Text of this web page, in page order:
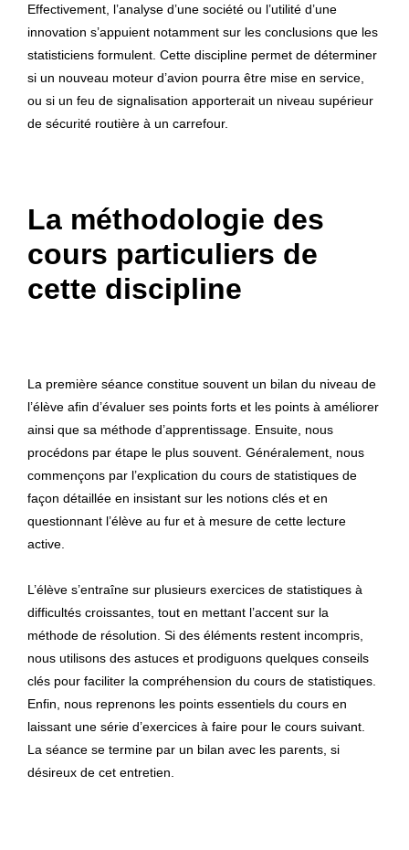
Effectivement, l’analyse d’une société ou l’utilité d’une
innovation s’appuient notamment sur les conclusions que les
statisticiens formulent. Cette discipline permet de déterminer
si un nouveau moteur d’avion pourra être mise en service,
ou si un feu de signalisation apporterait un niveau supérieur
de sécurité routière à un carrefour.
La méthodologie des
cours particuliers de
cette discipline
La première séance constitue souvent un bilan du niveau de
l’élève afin d’évaluer ses points forts et les points à améliorer
ainsi que sa méthode d’apprentissage. Ensuite, nous
procédons par étape le plus souvent. Généralement, nous
commençons par l’explication du cours de statistiques de
façon détaillée en insistant sur les notions clés et en
questionnant l’élève au fur et à mesure de cette lecture
active.
L’élève s’entraîne sur plusieurs exercices de statistiques à
difficultés croissantes, tout en mettant l’accent sur la
méthode de résolution. Si des éléments restent incompris,
nous utilisons des astuces et prodiguons quelques conseils
clés pour faciliter la compréhension du cours de statistiques.
Enfin, nous reprenons les points essentiels du cours en
laissant une série d’exercices à faire pour le cours suivant.
La séance se termine par un bilan avec les parents, si
désireux de cet entretien.